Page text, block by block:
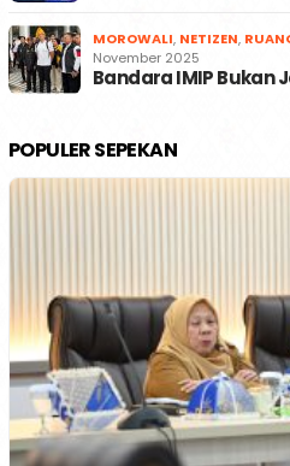
MOROWALI, NETIZEN,
November 2025
Bandara IMIP Bukan
POPULER SEPEKAN